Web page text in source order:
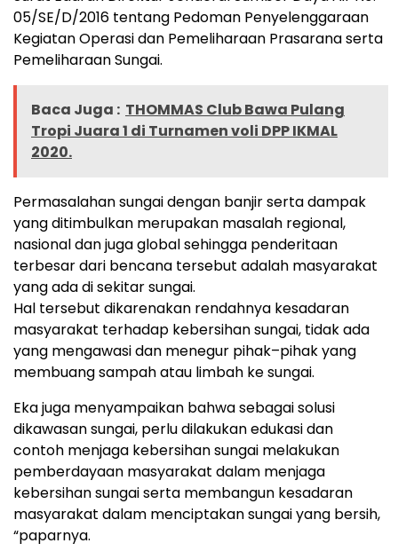
05/SE/D/2016 tentang Pedoman Penyelenggaraan
Kegiatan Operasi dan Pemeliharaan Prasarana serta
Pemeliharaan Sungai.
Baca Juga : THOMMAS Club Bawa Pulang
Tropi Juara 1 di Turnamen voli DPP IKMAL
2020.
Permasalahan sungai dengan banjir serta dampak
yang ditimbulkan merupakan masalah regional,
nasional dan juga global sehingga penderitaan
terbesar dari bencana tersebut adalah masyarakat
yang ada di sekitar sungai.
Hal tersebut dikarenakan rendahnya kesadaran
masyarakat terhadap kebersihan sungai, tidak ada
yang mengawasi dan menegur pihak–pihak yang
membuang sampah atau limbah ke sungai.
Eka juga menyampaikan bahwa sebagai solusi
dikawasan sungai, perlu dilakukan edukasi dan
contoh menjaga kebersihan sungai melakukan
pemberdayaan masyarakat dalam menjaga
kebersihan sungai serta membangun kesadaran
masyarakat dalam menciptakan sungai yang bersih,
“paparnya.